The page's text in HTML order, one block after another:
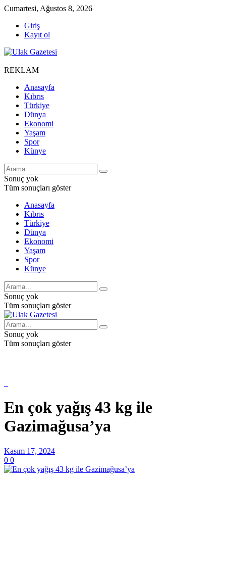
Cumartesi, Ağustos 8, 2026
Giriş
Kayıt ol
REKLAM
Anasayfa
Kıbrıs
Türkiye
Dünya
Ekonomi
Yaşam
Spor
Künye
Sonuç yok
Tüm sonuçları göster
Anasayfa
Kıbrıs
Türkiye
Dünya
Ekonomi
Yaşam
Spor
Künye
Sonuç yok
Tüm sonuçları göster
Sonuç yok
Tüm sonuçları göster
En çok yağış 43 kg ile
Gazimağusa’ya
Kasım 17, 2024
0 0